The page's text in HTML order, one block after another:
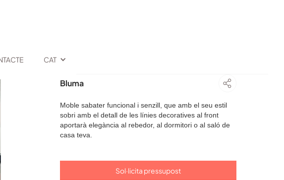
CAT
Bluma
Moble sabater funcional i senzill, que amb el seu estil
sobri amb el detall de les línies decoratives al front
aportarà elegància al rebedor, al dormitori o al saló de
casa teva.
Sol·licita pressupost